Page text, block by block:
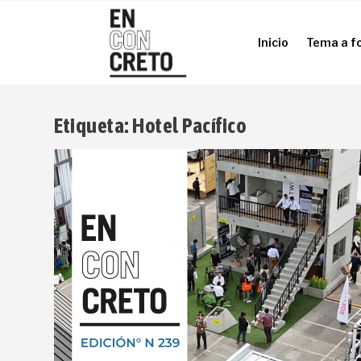
Inicio Tema a
Inicio Tema a
Etiqueta: Hotel Pacífico